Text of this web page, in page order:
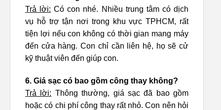
Trả lời: Có con nhé. Nhiều trung tâm có dịch
vụ hỗ trợ tận nơi trong khu vực TPHCM, rất
tiện lợi nếu con không có thời gian mang máy
đến cửa hàng. Con chỉ cần liên hệ, họ sẽ cử
kỹ thuật viên đến giúp con.
6. Giá sạc có bao gồm công thay không?
Trả lời: Thông thường, giá sạc đã bao gồm
hoặc có chi phí công thay rất nhỏ. Con nên hỏi